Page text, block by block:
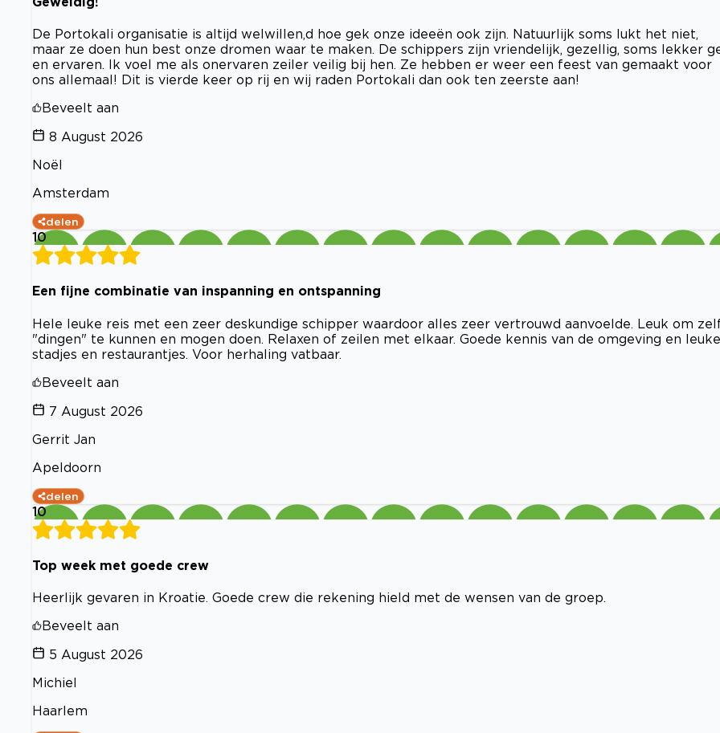
De Portokali organisatie is altijd welwillen,d hoe gek onze ideeën ook zijn. Natuurlijk soms lukt het niet,
maar ze doen hun best onze dromen waar te maken. De schippers zijn vriendelijk, gezellig, soms lekker
en ervaren. Ik voel me als onervaren zeiler veilig bij hen. Ze hebben er weer een feest van gemaakt voor
ons allemaal! Dit is vierde keer op rij en wij raden Portokali dan ook ten zeerste aan!
Beveelt aan
8 August 2026
Noël
Amsterdam
delen
10
Een fijne combinatie van inspanning en ontspanning
Hele leuke reis met een zeer deskundige schipper waardoor alles zeer vertrouwd aanvoelde. Leuk om
"dingen" te kunnen en mogen doen. Relaxen of zeilen met elkaar. Goede kennis van de omgeving en leuke
stadjes en restaurantjes. Voor herhaling vatbaar.
Beveelt aan
7 August 2026
Gerrit Jan
Apeldoorn
delen
10
Top week met goede crew
Heerlijk gevaren in Kroatie. Goede crew die rekening hield met de wensen van de groep.
Beveelt aan
5 August 2026
Michiel
Haarlem